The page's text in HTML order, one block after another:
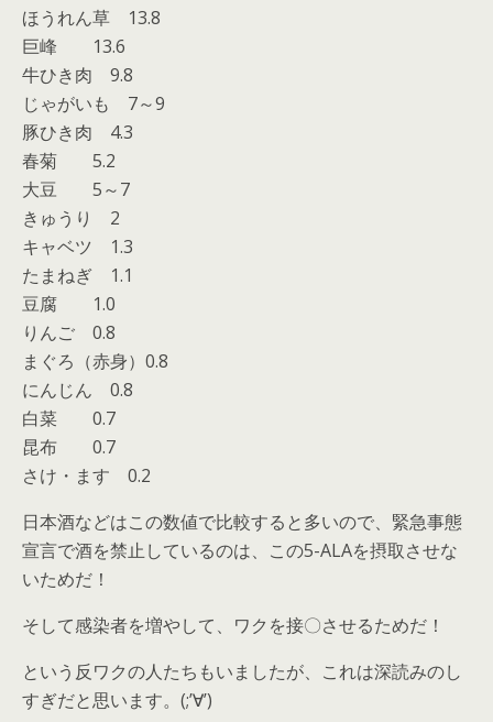
ほうれん草 13.8
巨峰 13.6
牛ひき肉 9.8
じゃがいも 7～9
豚ひき肉 4.3
春菊 5.2
大豆 5～7
きゅうり 2
キャベツ 1.3
たまねぎ 1.1
豆腐 1.0
りんご 0.8
まぐろ（赤身）0.8
にんじん 0.8
白菜 0.7
昆布 0.7
さけ・ます 0.2
日本酒などはこの数値で比較すると多いので、緊急事態
宣言で酒を禁止しているのは、この5-ALAを摂取させな
いためだ！
そして感染者を増やして、ワクを接〇させるためだ！
という反ワクの人たちもいましたが、これは深読みのし
すぎだと思います。(;’∀’)